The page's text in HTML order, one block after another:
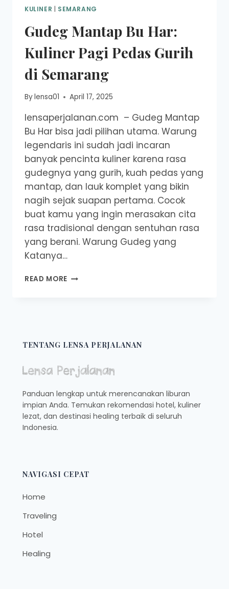
KULINER SEMARANG
Gudeg Mantap Bu Har:
Kuliner Pagi Pedas Gurih
di Semarang
Bylensa01 April 17, 2025
lensaperjalanan.com – Gudeg Mantap
Bu Har bisa jadi pilihan utama. Warung
legendaris ini sudah jadi incaran
banyak pencinta kuliner karena rasa
gudegnya yang gurih, kuah pedas yang
mantap, dan lauk komplet yang bikin
nagih sejak suapan pertama. Cocok
buat kamu yang ingin merasakan cita
rasa tradisional dengan sentuhan rasa
yang berani. Warung Gudeg yang
Katanya…
READ MORE GUDEG
PEDAS
SEMARANG
TENTANG LENSA PERJALANAN
Panduan lengkap untuk merencanakan liburan
impian Anda. Temukan rekomendasi hotel, kuliner
lezat, dan destinasi healing terbaik di seluruh
Indonesia.
NAVIGASI CEPAT
Home
Traveling
Hotel
Healing